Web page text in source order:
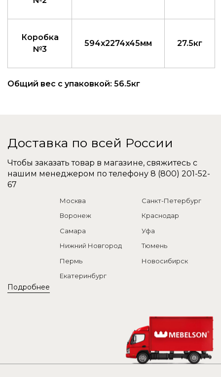
Коробка
№3
594x2274x45мм 27.5кг
Общий вес с упаковкой: 56.5кг
Доставка по всей России
Чтобы заказать товар в магазине, свяжитесь с
нашим менеджером по телефону 8 (800) 201-52-
67
Подробнее
Москва
Санкт-Петербург
Воронеж
Краснодар
Самара
Уфа
Нижний Новгород
Тюмень
Пермь
Новосибирск
Екатеринбург